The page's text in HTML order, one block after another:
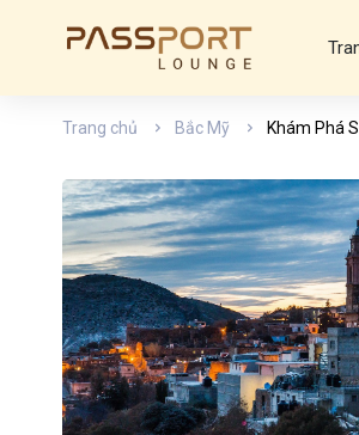
Trang chủ Bắc Mỹ Khám Phá